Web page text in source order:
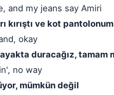
and my jeans say Amiri
kırıştı ve kot
okay
duracağız, tamam
no way
mümkün değil